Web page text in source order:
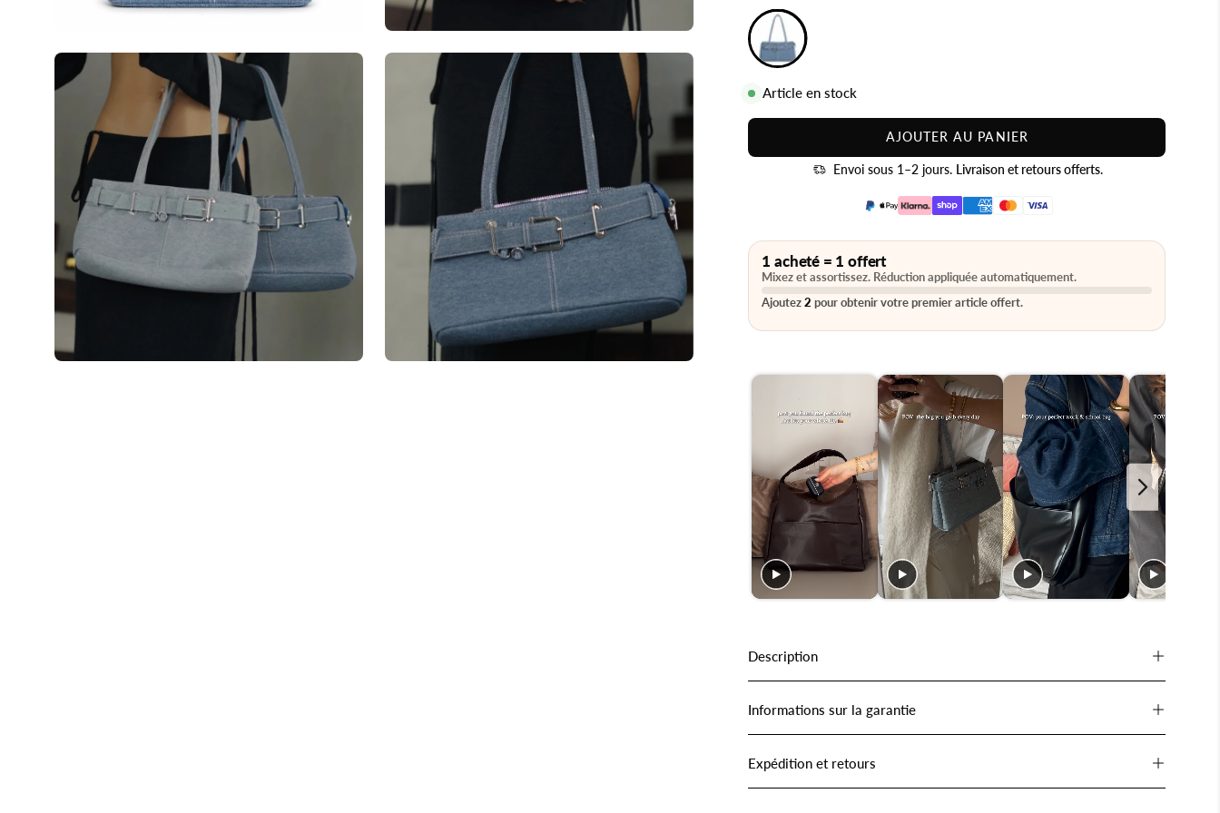
Article en stock
AJOUTER AU PANIER
Envoi sous 1–2 jours. Livraison et retours offerts.
1 acheté = 1 offert
Mixez et assortissez. Réduction appliquée automatiquement.
Ajoutez2 pour obtenir votre premier article offert.
Description
Informations sur la garantie
Expédition et retours